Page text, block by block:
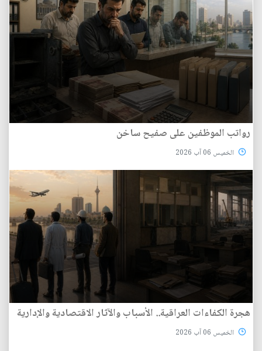
رواتب الموظفين على صفيح ساخن
الخميس 06 آب 2026
هجرة الكفاءات العراقية.. الأسباب والآثار الاقتصادية والإدارية
الخميس 06 آب 2026